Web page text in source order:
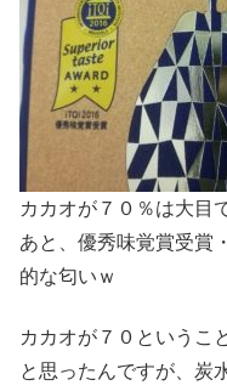
カカオが７０％は大目
あと、優秀味覚賞受賞
的な匂いｗ
カカオが７０というこ
と思ったんですが、炭